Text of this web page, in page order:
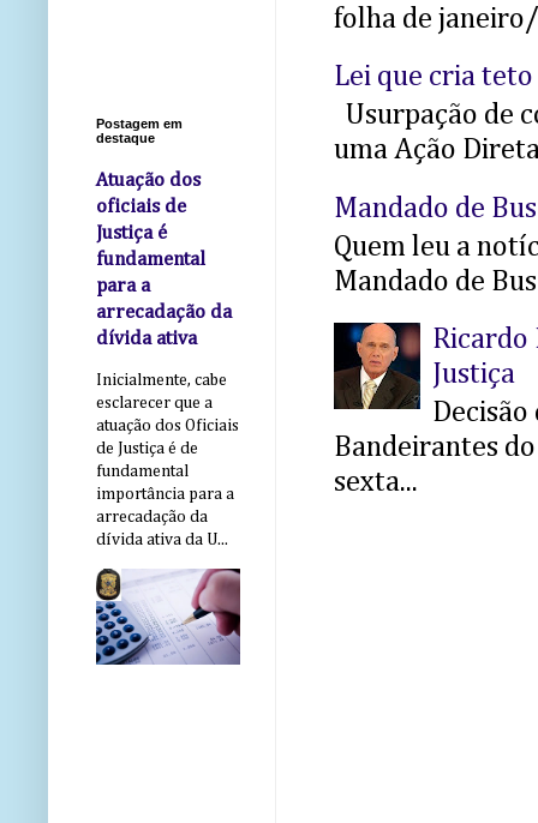
folha de
Lei que cria
Usurpação de
uma Ação
Mandado de
Quem leu a
Mandado de
Ricardo
Justiça
Decisão
Bandeirantes
sexta...
Postagem em
destaque
Atuação dos
oficiais de
Justiça é
fundamental
para a
arrecadação da
dívida ativa
Inicialmente, cabe
esclarecer que a
atuação dos Oficiais
de Justiça é de
fundamental
importância para a
arrecadação da
dívida ativa da U...